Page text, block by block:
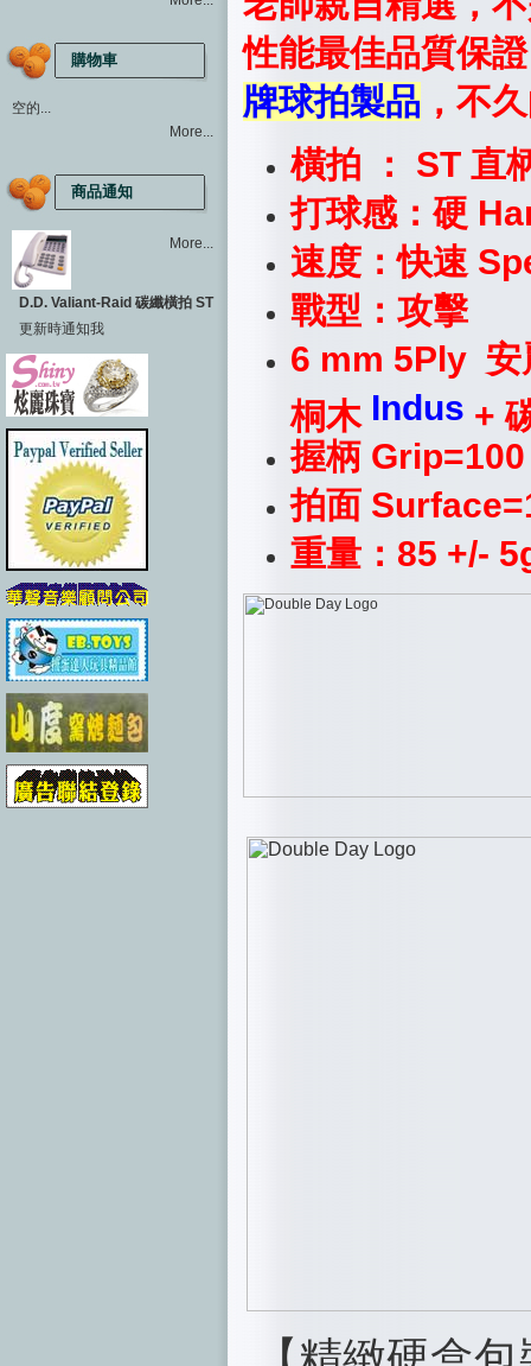
購物車
空的...
More...
商品通知
D.D. Valiant-Raid 碳纖橫拍 ST
更新時通知我
More...
性能最佳品質保
牌球拍製品 ，不
橫拍 ： ST 直
打球感：硬
速度：快速
戰型：攻擊
6 mm 5Ply 安
桐木 Indus +
握柄
拍面
重量：85 +/-